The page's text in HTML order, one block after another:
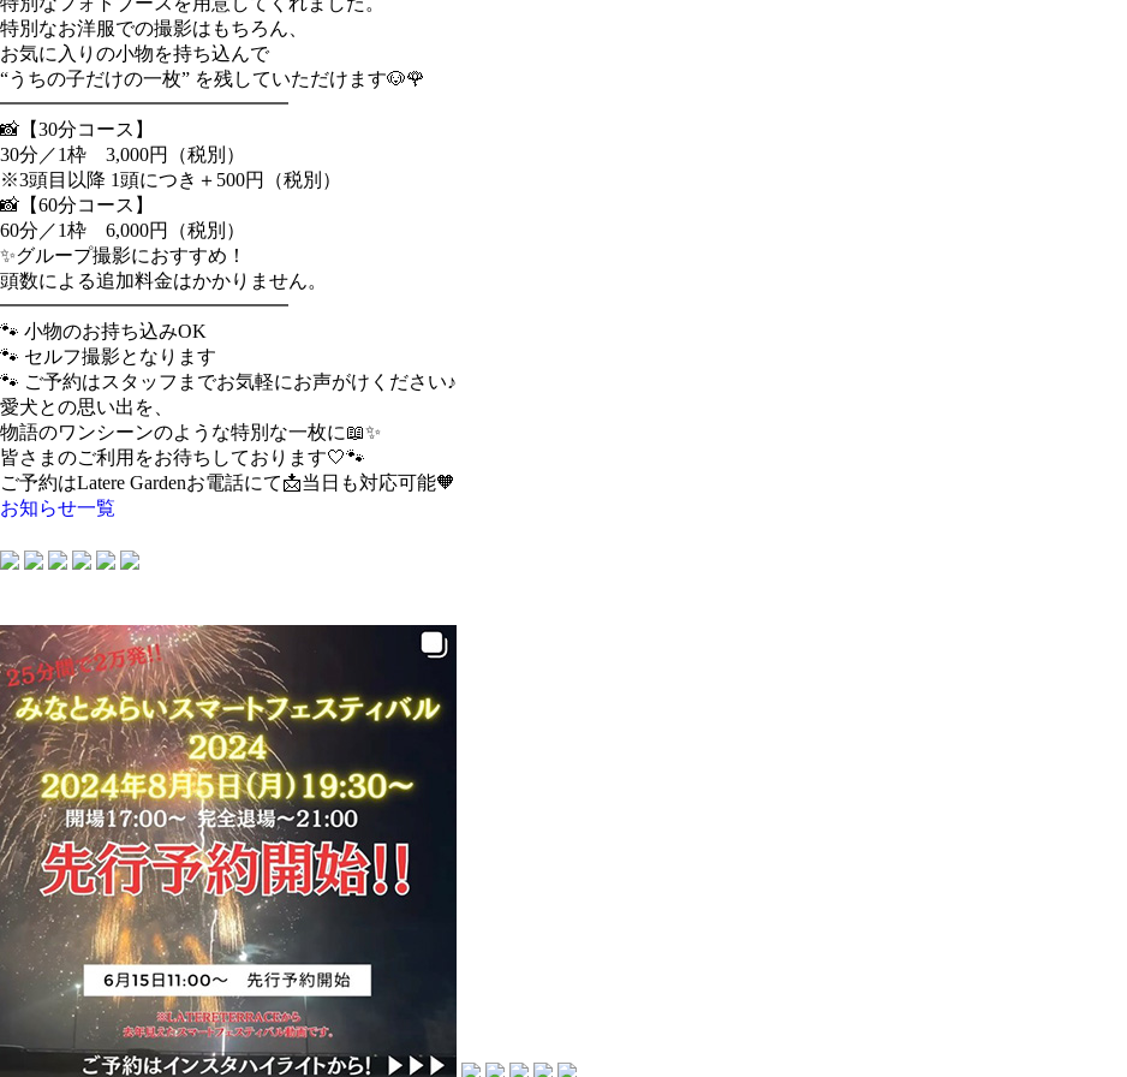
特別なお洋服での撮影はもちろん、
お気に入りの小物を持ち込んで
“うちの子だけの一枚” を残していただけます🐶🌹
━━━━━━━━━━━━━━━
📸【30分コース】
30分／1枠 3,000円（税別）
※3頭目以降 1頭につき＋500円（税別）
📸【60分コース】
60分／1枠 6,000円（税別）
✨グループ撮影におすすめ！
頭数による追加料金はかかりません。
━━━━━━━━━━━━━━━
🐾 小物のお持ち込みOK
🐾 セルフ撮影となります
🐾 ご予約はスタッフまでお気軽にお声がけください♪
愛犬との思い出を、
物語のワンシーンのような特別な一枚に📖✨
皆さまのご利用をお待ちしております🤍🐾
ご予約はLatere Gardenお電話にて📩当日も対応可能🧡
お知らせ一覧